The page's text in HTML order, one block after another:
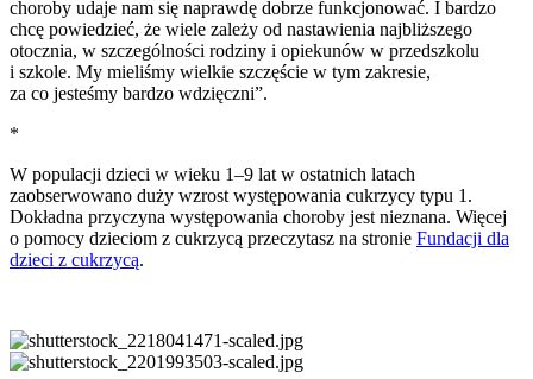
choroby udaje nam się naprawdę dobrze funkcjonować. I bardzo
chcę powiedzieć, że wiele zależy od nastawienia najbliższego
otocznia, w szczególności rodziny i opiekunów w przedszkolu
i szkole. My mieliśmy wielkie szczęście w tym zakresie,
za co jesteśmy bardzo wdzięczni”.
*
W populacji dzieci w wieku 1–9 lat w ostatnich latach
zaobserwowano duży wzrost występowania cukrzycy typu 1.
Dokładna przyczyna występowania choroby jest nieznana. Więcej
o pomocy dzieciom z cukrzycą przeczytasz na stronie Fundacji dla
dzieci z cukrzycą.